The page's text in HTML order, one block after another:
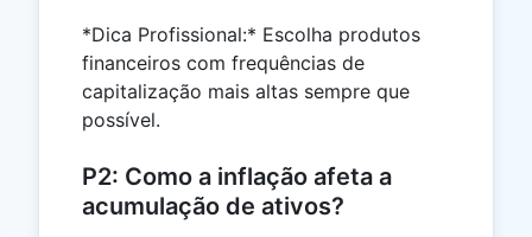
*Dica Profissional:* Escolha produtos
financeiros com frequências de
capitalização mais altas sempre que
possível.
P2: Como a inflação afeta a
acumulação de ativos?